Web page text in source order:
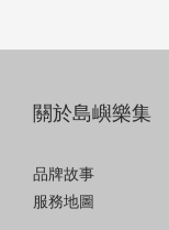
關於島嶼樂集
品牌故事
服務地圖